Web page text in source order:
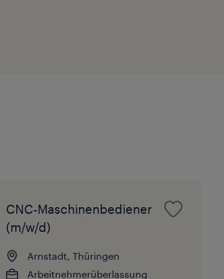
CNC-Maschinenbediener
(m/w/d)
Arnstadt, Thüringen
Arbeitnehmerüberlassung